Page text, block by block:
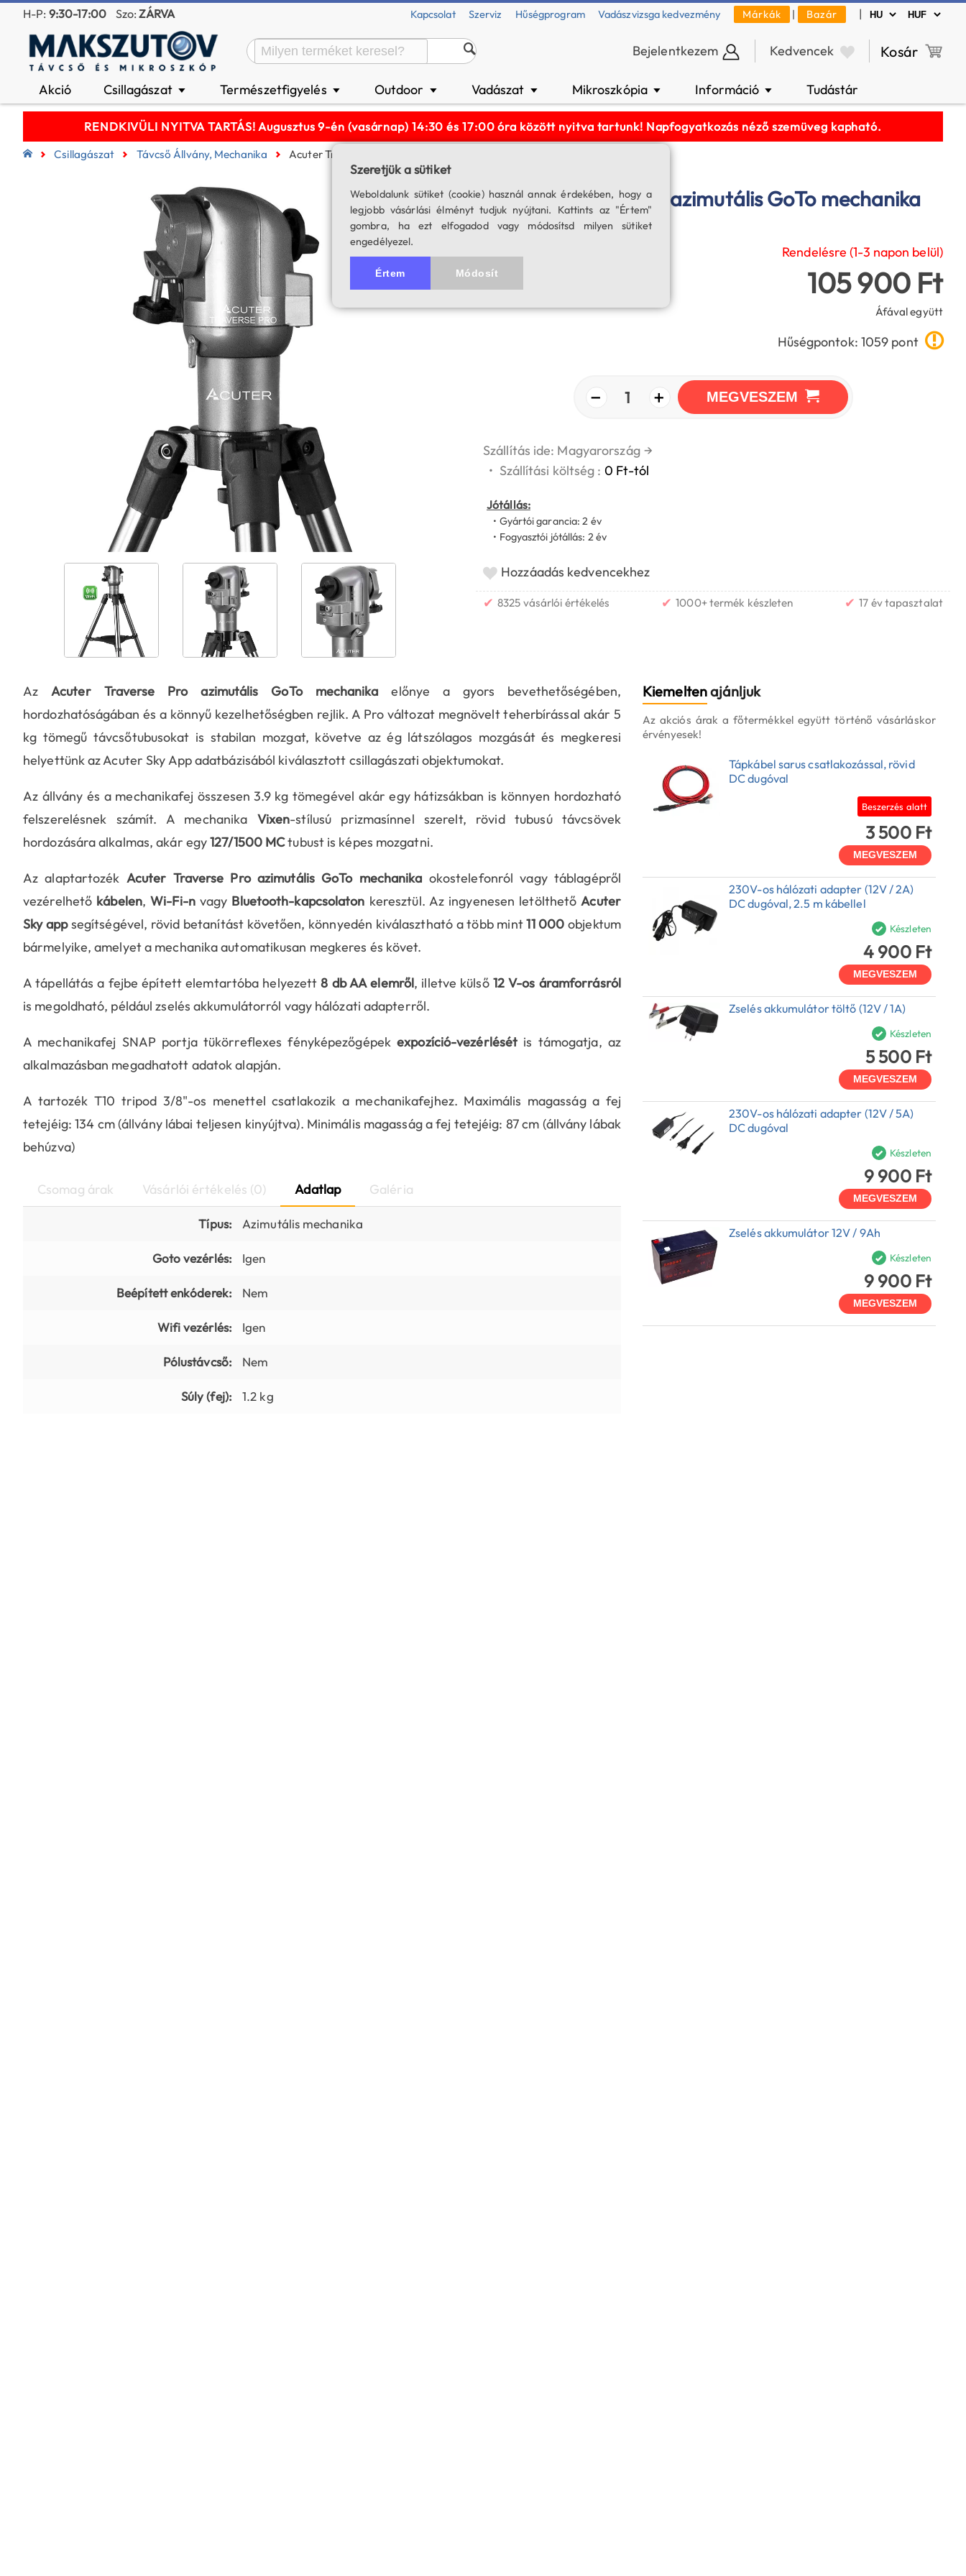
H-P: 9:30-17:00 Szo:ZÁRVA Kapcsolat Szerviz Hűségprogram Vadászvizsga kedvezmény Márkák | Bazár |
Bejelentkezem Kedvencek Kosár
Akció Csillagászat ▼ Természetfigyelés ▼ Outdoor ▼ Vadászat ▼ Mikroszkópia ▼ Információ ▼ Tudástár
RENDKIVÜLI NYITVA TARTÁS! Augusztus 9-én (vasárnap) 14:30 és 17:00 óra között nyitva tartunk! Napfogyatkozás néző szemüveg kapható.
Csillagászat Távcső Állvány, Mechanika Acuter Traverse Pro Azimutális GoTo Mechanika
Acuter Traverse Pro azimutális GoTo mechanika
SKU: 05007
Rendelésre (1-3 napon belül)
105 900 Ft
Áfával együtt
Hűségpontok: 1059 pont
− 1 + MEGVESZEM
Szállítás ide: Magyarország →
• Szállítási költség : 0 Ft-tól
Jótállás:
• Gyártói garancia: 2 év
• Fogyasztói jótállás: 2 év
Hozzáadás kedvencekhez
✔ 8325 vásárlói értékelés ✔ 1000+ termék készleten ✔ 17 év tapasztalat
AzAcuter Traverse Pro azimutális GoTo mechanika előnye a gyors bevethetőségében,
hordozhatóságában és a könnyű kezelhetőségben rejlik. A Pro változat megnövelt teherbírással akár 5
kg tömegű távcsőtubusokat is stabilan mozgat, követve az ég látszólagos mozgását és megkeresi
helyettünk az Acuter Sky App adatbázisából kiválasztott csillagászati objektumokat.
Az állvány és a mechanikafej összesen 3.9 kg tömegével akár egy hátizsákban is könnyen hordozható
felszerelésnek számít. A mechanika Vixen-stílusú prizmasínnel szerelt, rövid tubusú távcsövek
hordozására alkalmas, akár egy127/1500 MCtubust is képes mozgatni.
Az alaptartozék Acuter Traverse Pro azimutális GoTo mechanika okostelefonról vagy táblagépről
vezérelhető kábelen,Wi-Fi-nvagy Bluetooth-kapcsolaton keresztül. Az ingyenesen letölthetőAcuter
Sky appsegítségével, rövid betanítást követően, könnyedén kiválasztható a több mint11 000 objektum
bármelyike, amelyet a mechanika automatikusan megkeres és követ.
A tápellátás a fejbe épített elemtartóba helyezett8 db AA elemről, illetve külső 12 V-os áramforrásról
is megoldható, például zselés akkumulátorról vagy hálózati adapterről.
A mechanikafej SNAP portja tükörreflexes fényképezőgépekexpozíció-vezérlését is támogatja, az
alkalmazásban megadhatott adatok alapján.
A tartozék T10 tripod 3/8"-os menettel csatlakozik a mechanikafejhez. Maximális magasság a fej
tetejéig: 134 cm (állvány lábai teljesen kinyújtva). Minimális magasság a fej tetejéig: 87 cm (állvány lábak
behúzva)
Csomag árak Vásárlói értékelés (0) Adatlap Galéria
Típus: Azimutális mechanika
Goto vezérlés: Igen
Beépített enkóderek: Nem
Wifi vezérlés: Igen
Pólustávcső: Nem
Súly (fej): 1.2 kg
Kiemeltenajánljuk
Az akciós árak a főtermékkel együtt történő vásárláskor
érvényesek!
Tápkábel sarus csatlakozással, rövid
DC dugóval
Beszerzés alatt
3 500 Ft
MEGVESZEM
230V-os hálózati adapter (12V / 2A)
DC dugóval, 2.5 m kábellel
Készleten
4 900 Ft
MEGVESZEM
Zselés akkumulátor töltő (12V / 1A)
Készleten
5 500 Ft
MEGVESZEM
230V-os hálózati adapter (12V / 5A)
DC dugóval
Készleten
9 900 Ft
MEGVESZEM
Zselés akkumulátor 12V / 9Ah
Készleten
9 900 Ft
MEGVESZEM
Szeretjük a sütiket
Weboldalunk sütiket (cookie) használ annak érdekében, hogy a
legjobb vásárlási élményt tudjuk nyújtani. Kattints az "Értem"
gombra, ha ezt elfogadod vagy módosítsd milyen sütiket
engedélyezel.
Értem Módosít